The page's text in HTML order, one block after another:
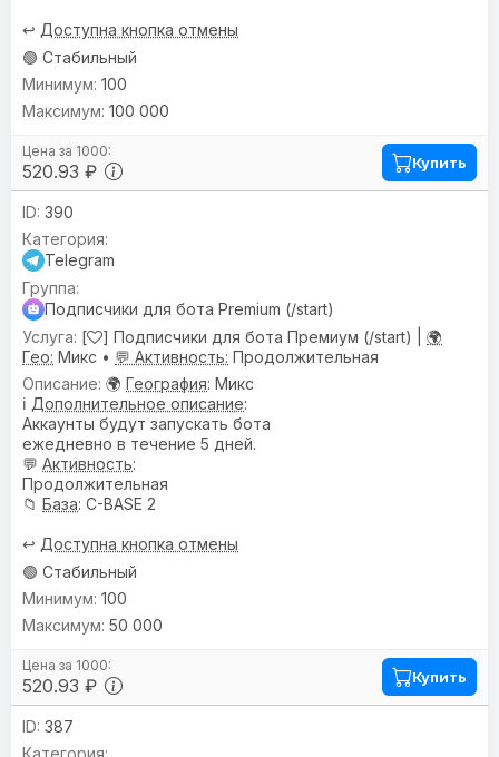
↩️ Доступна кнопка отмены
🟢 Стабильный
520.93 ₽
100
100 000
Купить
390
Telegram
Подписчики для бота Premium (/start)
[
] Подписчики для бота Премиум (/start) | 🌍
Гео: Микс • 💬 Активность: Продолжительная
🌍 География: Микс
ℹ️ Дополнительное описание:
Аккаунты будут запускать бота
ежедневно в течение 5 дней.
💬 Активность:
Продолжительная
📁 База: C-BASE 2
↩️ Доступна кнопка отмены
🟢 Стабильный
520.93 ₽
100
50 000
Купить
387